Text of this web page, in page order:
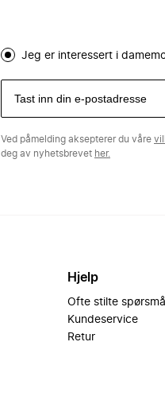
Jeg er interessert i
Ved påmelding aksepterer du våre
deg av nyhetsbrevet her.
Hjelp
Ofte stilte spørsmål
Kundeservice
Retur